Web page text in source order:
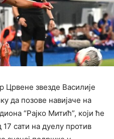
Црвене звезде Василије
да позове навијаче на
“Рајко Митић”, који ће
сати на дуелу против